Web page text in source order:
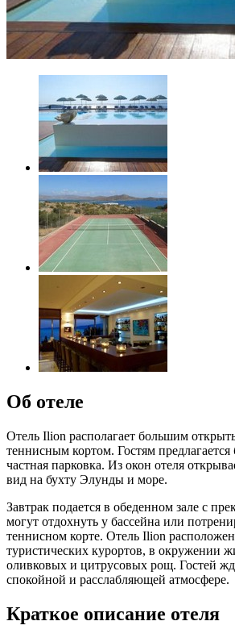
Об отеле
Отель Ilion располагает большим
теннисным кортом. Гостям предлагается
частная парковка. Из окон отеля
вид на бухту Элунды и море.
Завтрак подается в обеденном зале с
могут отдохнуть у бассейна или
теннисном корте. Отель Ilion
туристических курортов, в окружении
оливковых и цитрусовых рощ. Гостей
спокойной и расслабляющей атмосфере.
Краткое описание отеля